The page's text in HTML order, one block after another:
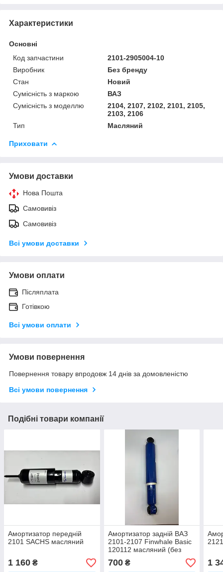
Характеристики
Основні
Код запчастини
2101-2905004-10
Виробник
Без бренду
Стан
Новий
Сумісність з маркою
ВАЗ
Сумісність з моделлю
2104, 2107, 2102, 2101, 2105,
2103, 2106
Тип
Масляний
Приховати
Умови доставки
Нова Пошта
Самовивіз
Самовивіз
Всі умови доставки
Умови оплати
Післяплата
Готівкою
Всі умови оплати
Умови повернення
Повернення товару впродовж 14 днів за домовленістю
Всі умови повернення
Подібні товари компанії
Амортизатор передній
2101 SACHS масляний
1 160 ₴
Амортизатор задній ВАЗ
2101-2107 Finwhale Basic
120112 масляний (без
упаковки)
700₴ 1